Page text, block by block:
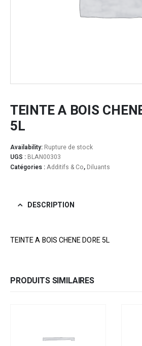
TEINTE A BOIS
5L
Availability: Rupture de stock
UGS : BLAN00303
Catégories :Additifs & Co, Diluants
DESCRIPTION
TEINTE A BOIS CHENE DORE 5L
PRODUITS SIMILAIRES